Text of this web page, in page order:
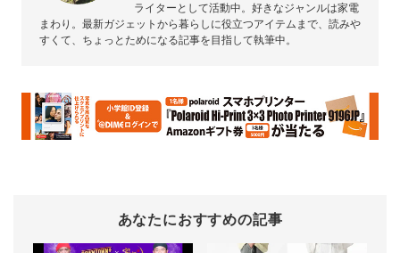
ライターとして活動中。好きなジャンルは家電
まわり。最新ガジェットから暮らしに役立つアイテムまで、読みや
すくて、ちょっとためになる記事を目指して執筆中。
あなたにおすすめの記事